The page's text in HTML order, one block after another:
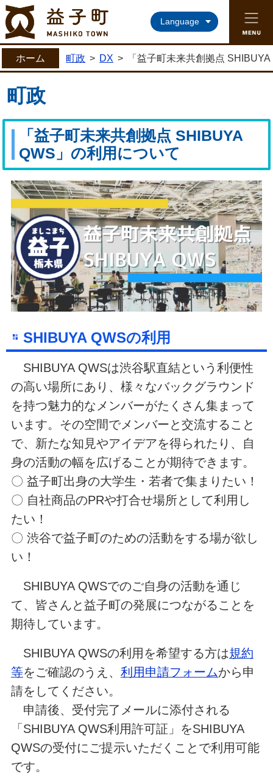
益子町ホームページ
Language
ホーム 町政 > DX > 「益子町未来共創拠点
町政
「益子町未来共創拠点 SHIBUYA
QWS」の利用について
SHIBUYA QWSの利用
SHIBUYA QWSは渋谷駅直結という利便性
の高い場所にあり、様々なバックグラウンド
を持つ魅力的なメンバーがたくさん集まって
います。その空間でメンバーと交流すること
で、新たな知見やアイデアを得られたり、自
身の活動の幅を広げることが期待できます。
〇 益子町出身の大学生・若者で集まりたい！
〇 自社商品のPRや打合せ場所として利用し
たい！
〇 渋谷で益子町のための活動をする場が欲し
い！
SHIBUYA QWSでのご自身の活動を通じ
て、皆さんと益子町の発展につながることを
期待しています。
SHIBUYA QWSの利用を希望する方は規約
等をご確認のうえ、 利用申請フォームから申
請をしてください。
申請後、受付完了メールに添付される
「SHIBUYA QWS利用許可証」をSHIBUYA
QWSの受付にご提示いただくことで利用可能
です。